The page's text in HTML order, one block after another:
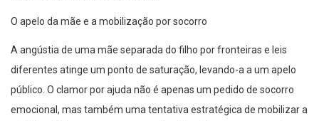
O apelo da mãe e a mobilização por socorro
A angústia de uma mãe separada do filho por fronteiras e leis
diferentes atinge um ponto de saturação, levando-a a um apelo
público. O clamor por ajuda não é apenas um pedido de socorro
emocional, mas também uma tentativa estratégica de mobilizar a